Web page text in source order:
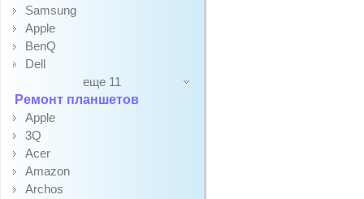
Samsung
Apple
BenQ
Dell
еще 11
Ремонт планшетов
Apple
3Q
Acer
Amazon
Archos